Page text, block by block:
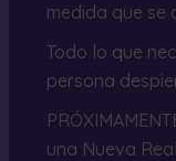
medida que se
Todo lo que
persona
una Nueva